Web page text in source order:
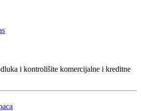
i kontrolišite komercijalne i kreditne